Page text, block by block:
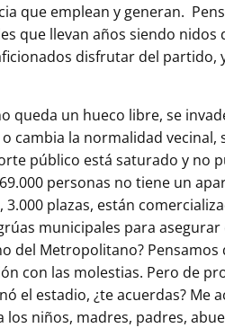
que emplean y generan.
que llevan años siendo nidos
disfrutar del partido,
queda un hueco libre, se
cambia la normalidad vecinal,
público está saturado y no
personas no tiene un
plazas, están
municipales para asegurar
del Metropolitano? Pensamos
con las molestias. Pero de
el estadio, ¿te acuerdas? Me
niños, madres, padres,